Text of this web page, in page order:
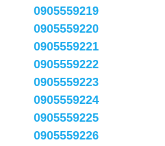
0905559219
0905559220
0905559221
0905559222
0905559223
0905559224
0905559225
0905559226